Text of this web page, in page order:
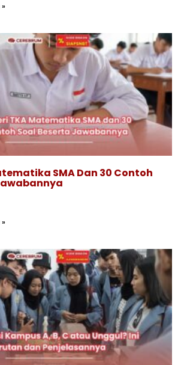
SMA Dan 30 Contoh